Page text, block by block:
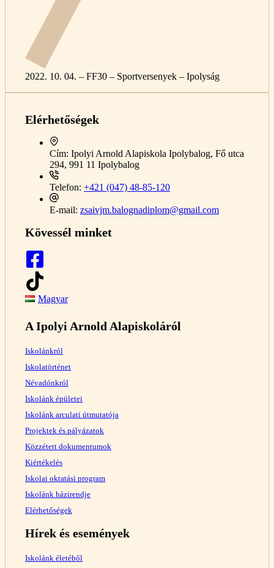
2022. 10. 04. – FF30 – Sportversenyek – Ipolyság
Elérhetőségek
Cím: Ipolyi Arnold Alapiskola Ipolybalog, Fő utca
294, 991 11 Ipolybalog
Telefon: +421 (047) 48-85-120
E-mail: zsaivjm.balognadiplom@gmail.com
Kövessél minket
Magyar
A Ipolyi Arnold Alapiskoláról
Iskolánkról
Iskolatörténet
Névadónkról
Iskolánk épületei
Iskolánk arculati útmutatója
Projektek és pályázatok
Közzétett dokumentumok
Kiértékelés
Iskolai oktatási program
Iskolánk házirendje
Elérhetőségek
Hírek és események
Iskolánk életéből